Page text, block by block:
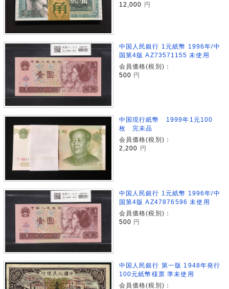
12,000 円
中国人民銀行 1元紙幣 1996年/中
国第4版 AZ73571155 未使用
会員価格(税別)：
500 円
中国現行紙幣 1999年1元100
枚 完未品
会員価格(税別)：
2,200 円
中国人民銀行 1元紙幣 1996年/中
国第4版 AZ47876596 未使用
会員価格(税別)：
500 円
中国人民銀行 第一版 1948年発行
100元紙幣様票 準未使用
会員価格(税別)：